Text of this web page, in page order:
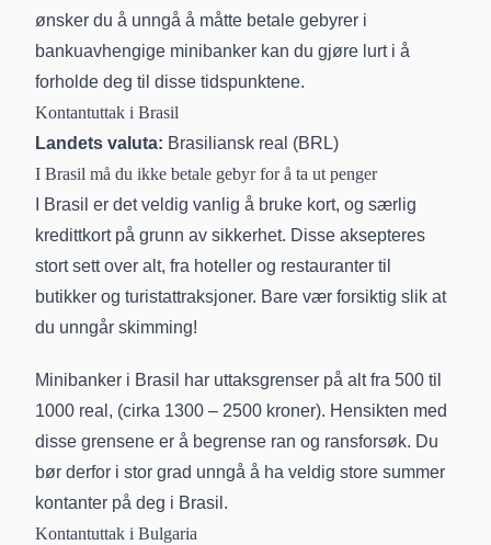
ønsker du å unngå å måtte betale gebyrer i
bankuavhengige minibanker kan du gjøre lurt i å
forholde deg til disse tidspunktene.
Kontantuttak i Brasil
Landets valuta: Brasiliansk real (BRL)
I Brasil må du ikke betale gebyr for å ta ut penger
I Brasil er det veldig vanlig å bruke kort, og særlig
kredittkort på grunn av sikkerhet. Disse aksepteres
stort sett over alt, fra hoteller og restauranter til
butikker og turistattraksjoner. Bare vær forsiktig slik at
du unngår skimming!
Minibanker i Brasil har uttaksgrenser på alt fra 500 til
1000 real, (cirka 1300 – 2500 kroner). Hensikten med
disse grensene er å begrense ran og ransforsøk. Du
bør derfor i stor grad unngå å ha veldig store summer
kontanter på deg i Brasil.
Kontantuttak i Bulgaria